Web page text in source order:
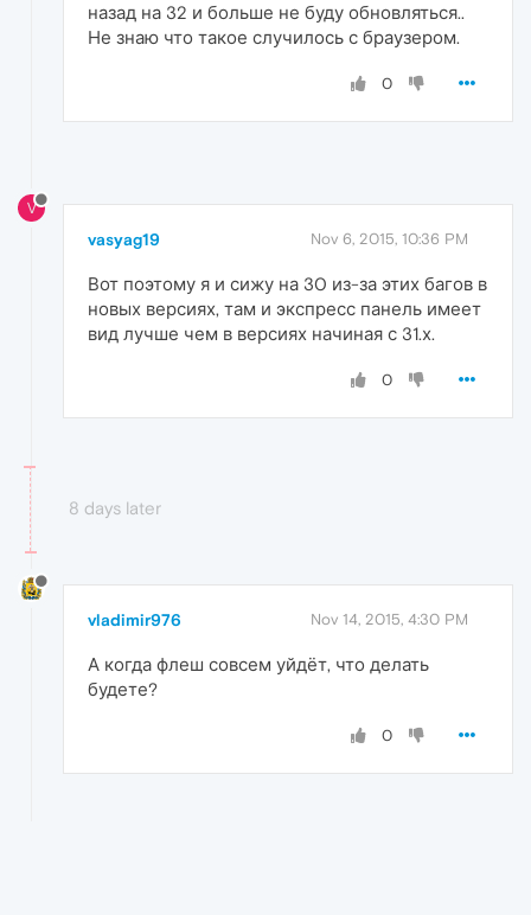
назад на 32 и больше не буду обновляться..
Не знаю что такое случилось с браузером.
0
V
vasyag19 Nov 6, 2015, 10:36 PM
Вот поэтому я и сижу на 30 из-за этих багов в
новых версиях, там и экспресс панель имеет
вид лучше чем в версиях начиная с 31.х.
0
8 days later
vladimir976 Nov 14, 2015, 4:30 PM
А когда флеш совсем уйдёт, что делать
будете?
0